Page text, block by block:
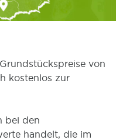
von
kostenlos zur
bei den
handelt, die im